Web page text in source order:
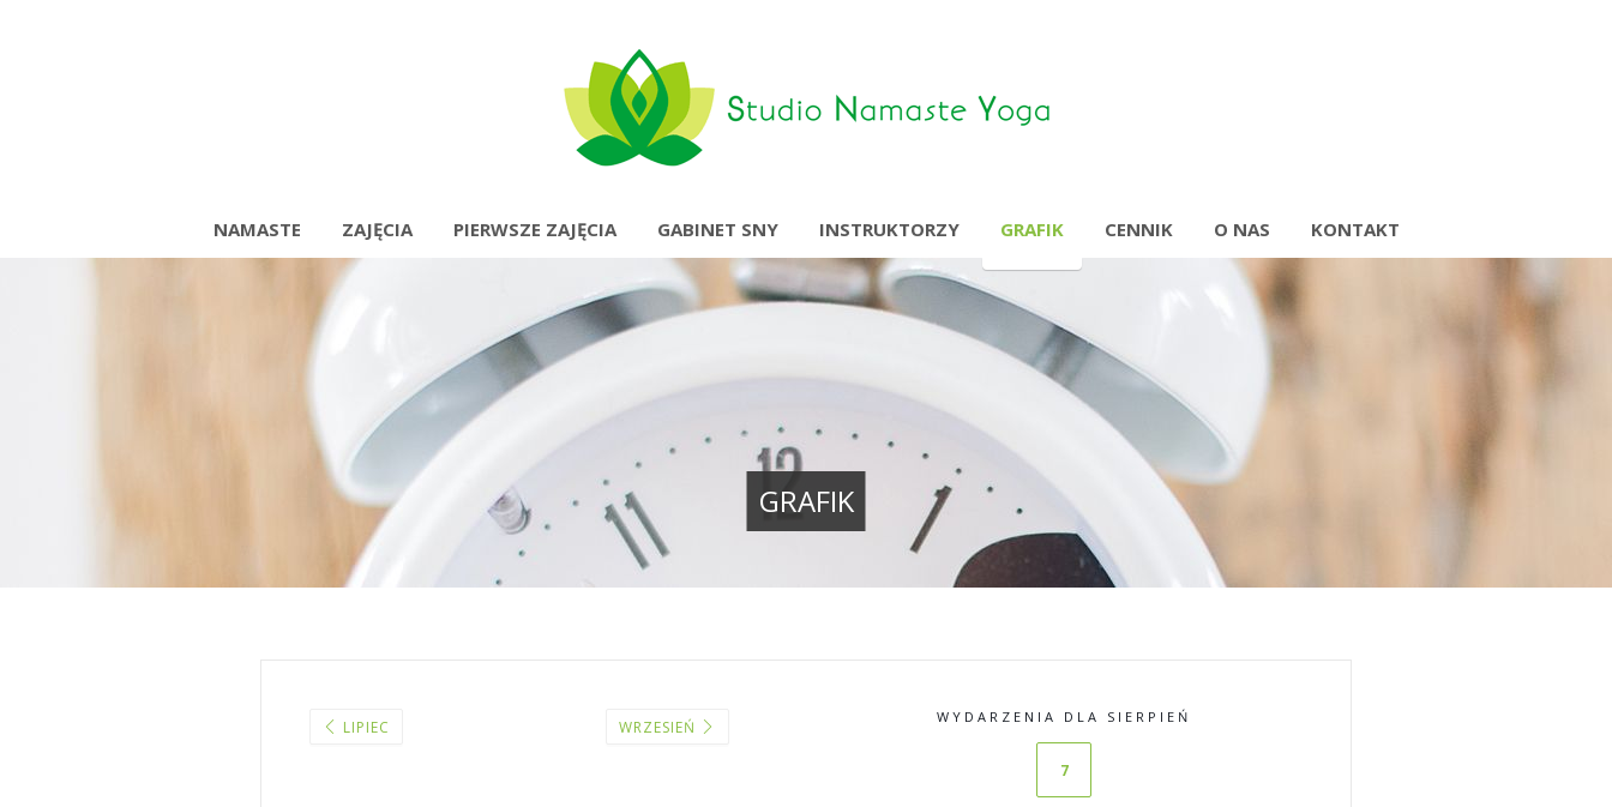
NAMASTE ZAJĘCIA PIERWSZE ZAJĘCIA GABINET SNY INSTRUKTORZY GRAFIK CENNIK O NAS KONTAKT
GRAFIK
LIPIEC WRZESIEŃ
WYDARZENIA DLA SIERPIEŃ
7